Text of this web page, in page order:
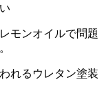
モンオイルで問題
れるウレタン塗装